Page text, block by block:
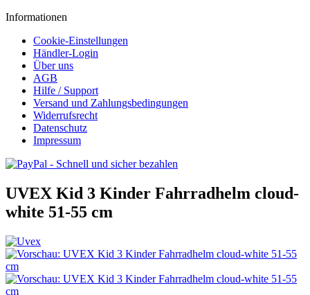
Informationen
Cookie-Einstellungen
Händler-Login
Über uns
AGB
Hilfe / Support
Versand und Zahlungsbedingungen
Widerrufsrecht
Datenschutz
Impressum
UVEX Kid 3 Kinder Fahrradhelm cloud-
white 51-55 cm